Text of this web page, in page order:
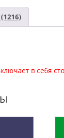
в себя